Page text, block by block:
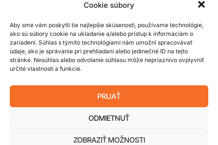
Cookie súbory
Aby sme vám poskytli tie najlepšie skúsenosti, používame technológie,
ako sú súbory cookie na ukladanie a/alebo prístup k informáciám o
zariadení. Súhlas s týmito technológiami nám umožní spracovávať
údaje, ako je správanie pri prehliadaní alebo jedinečné ID na tejto
stránke. Nesúhlas alebo odvolanie súhlasu môže nepriaznivo ovplyvniť
určité vlastnosti a funkcie.
PRIJAŤ
ODMIETNUŤ
ZOBRAZIŤ MOŽNOSTI